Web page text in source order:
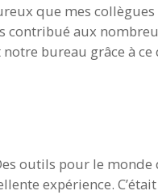
que mes
contribué aux
bureau grâce à ce
outils pour le monde
expérience.